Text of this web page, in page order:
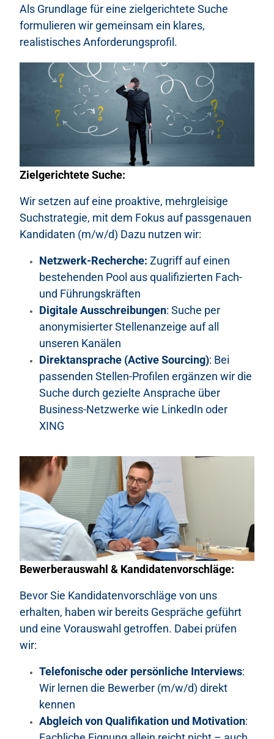
Als Grundlage für eine zielgerichtete Suche
formulieren wir gemeinsam ein klares,
realistisches Anforderungsprofil.
Zielgerichtete Suche:
Wir setzen auf eine proaktive, mehrgleisige
Suchstrategie, mit dem Fokus auf passgenauen
Kandidaten (m/w/d) Dazu nutzen wir:
Netzwerk-Recherche: Zugriff auf einen
bestehenden Pool aus qualifizierten Fach-
und Führungskräften
Digitale Ausschreibungen: Suche per
anonymisierter Stellenanzeige auf all
unseren Kanälen
Direktansprache (Active Sourcing): Bei
passenden Stellen-Profilen ergänzen wir die
Suche durch gezielte Ansprache über
Business-Netzwerke wie LinkedIn oder
XING
Bewerberauswahl & Kandidatenvorschläge:
Bevor Sie Kandidatenvorschläge von uns
erhalten, haben wir bereits Gespräche geführt
und eine Vorauswahl getroffen. Dabei prüfen
wir:
Telefonische oder persönliche Interviews:
Wir lernen die Bewerber (m/w/d) direkt
kennen
Abgleich von Qualifikation und Motivation: